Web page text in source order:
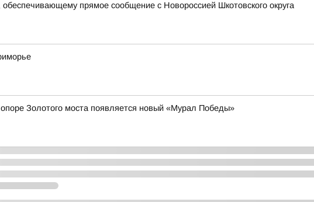
прямое сообщение с Новороссией Шкотовского округа
Золотого моста появляется новый «Мурал Победы»